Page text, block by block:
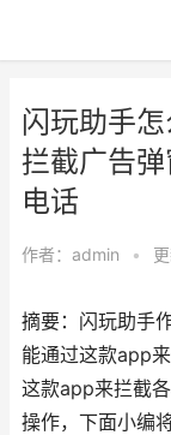
闪玩助手
拦截广告
电话
作者： admin •
摘要：闪玩助手
能通过这款app
这款app来拦截
操作，下面小编